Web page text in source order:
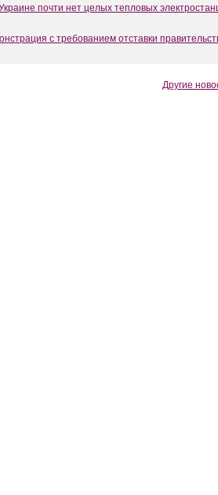
почти нет целых тепловых
с требованием отставки
Другие